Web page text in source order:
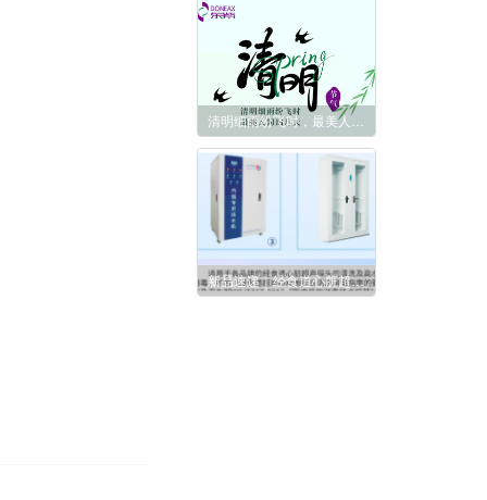
清明细雨纷飞时，最美人间四月天
新品速递｜经食道心脏超声探头清洗消毒解决方案